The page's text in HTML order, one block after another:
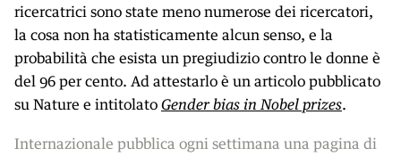
ricercatrici sono state meno numerose dei ricercatori,
la cosa non ha statisticamente alcun senso, e la
probabilità che esista un pregiudizio contro le donne è
del 96 per cento. Ad attestarlo è un articolo pubblicato
su Nature e intitolato Gender bias in Nobel prizes.
Internazionale pubblica ogni settimana una pagina di